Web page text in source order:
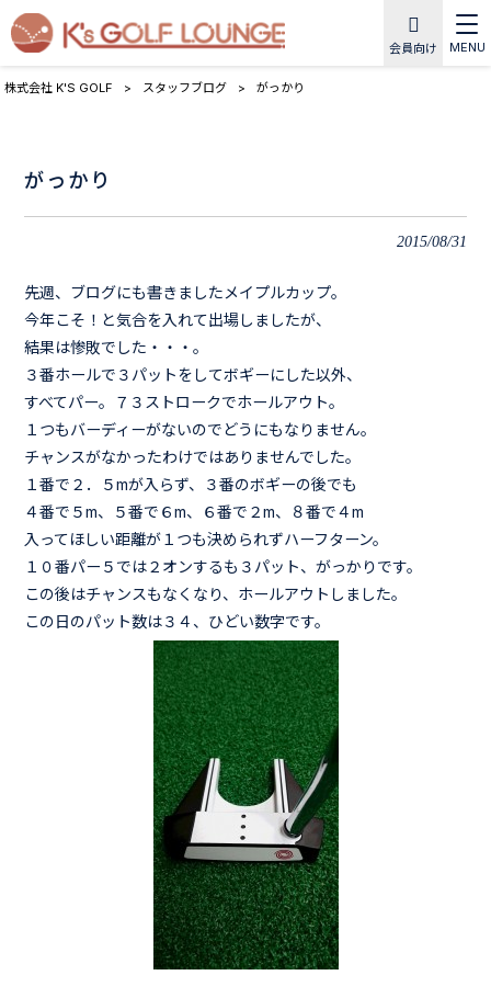
会員向け MENU
株式会社 K'S GOLF > スタッフブログ > がっかり
がっかり
2015/08/31
先週、ブログにも書きましたメイプルカップ。
今年こそ！と気合を入れて出場しましたが、
結果は惨敗でした・・・。
３番ホールで３パットをしてボギーにした以外、
すべてパー。７３ストロークでホールアウト。
１つもバーディーがないのでどうにもなりません。
チャンスがなかったわけではありませんでした。
１番で２．５mが入らず、３番のボギーの後でも
４番で５m、５番で６m、６番で２m、８番で４m
入ってほしい距離が１つも決められずハーフターン。
１０番パー５では２オンするも３パット、がっかりです。
この後はチャンスもなくなり、ホールアウトしました。
この日のパット数は３４、ひどい数字です。